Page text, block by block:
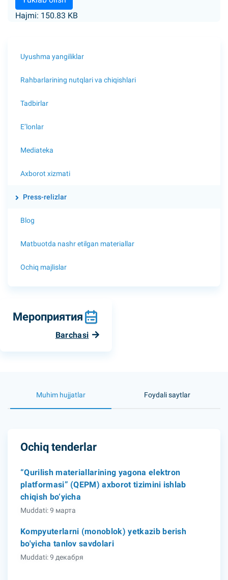
Hajmi: 150.83 KB
Uyushma yangiliklar
Rahbarlarining nutqlari va chiqishlari
Tadbirlar
E’lonlar
Mediateka
Axborot xizmati
Press-relizlar
Blog
Matbuotda nashr etilgan materiallar
Ochiq majlislar
Мероприятия
Barchasi
Muhim hujjatlar Foydali saytlar
Ochiq tenderlar
“Qurilish materiallarining yagona elektron
platformasi” (QEPM) axborot tizimini ishlab
chiqish bo‘yicha
Muddati: 9 марта
Kompyuterlarni (monoblok) yetkazib berish
bo'yicha tanlov savdolari
Muddati: 9 декабря